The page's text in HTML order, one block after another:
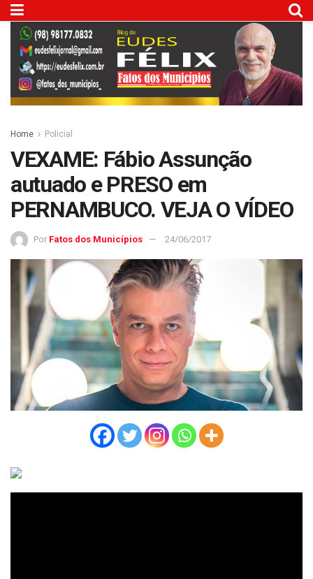
Home Policial
VEXAME: Fábio Assunção
autuado e PRESO em
PERNAMBUCO. VEJA O VÍDEO
Por Fatos dos Municípios 24/06/2017